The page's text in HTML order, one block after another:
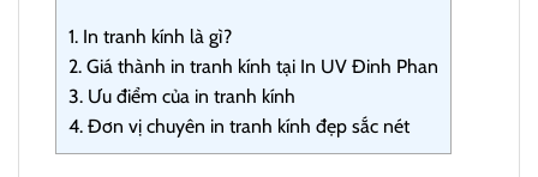
1. In tranh kính là gì?
2. Giá thành in tranh kính tại In UV Đinh Phan
3. Ưu điểm của in tranh kính
4. Đơn vị chuyên in tranh kính đẹp sắc nét